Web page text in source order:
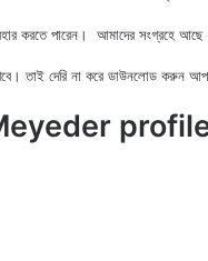
করতে পারেন। আমাদের সংগ্রহে আছে
তাই দেরি না করে ডাউনলোড করুন